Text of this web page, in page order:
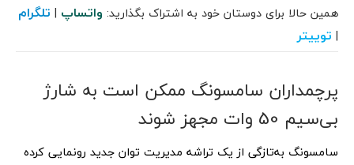
همین حالا برای دوستان خود به اشتراک بگذارید: واتساپ | تلگرام
| توییتر
پرچمداران سامسونگ ممکن است به شارژ
بی‌سیم 50 وات مجهز شوند
سامسونگ به‌تازگی از یک تراشه مدیریت توان جدید رونمایی کرده